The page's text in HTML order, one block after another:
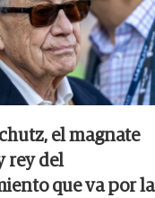
el magnate
rey del
que va por la